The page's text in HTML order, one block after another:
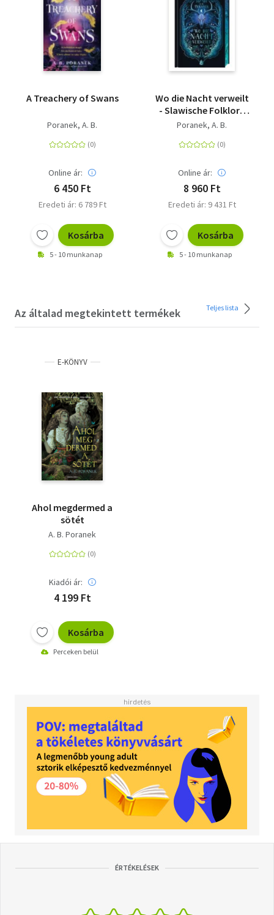
A Treachery of Swans
Poranek, A. B.
Online ár:
6 450 Ft
Eredeti ár: 6 789 Ft
Kosárba
5 - 10 munkanap
Wo die Nacht verweilt
- Slawische Folklore
trifft auf romantische
Bestseller jetzt auf
wunderschönem
Farbschnitt!
Poranek, A. B.
Online ár:
8 960 Ft
Eredeti ár: 9 431 Ft
Kosárba
5 - 10 munkanap
Az általad megtekintett termékek Teljes lista
E-KÖNYV
Ahol megdermed a
sötét
A. B. Poranek
Kiadói ár:
4 199 Ft
Kosárba
Perceken belül
ÉRTÉKELÉSEK